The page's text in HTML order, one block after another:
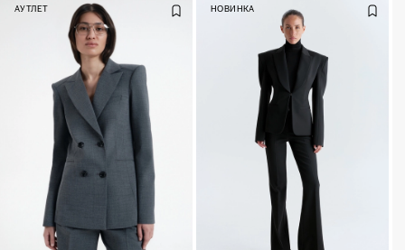
АУТЛЕТ НОВИНКА